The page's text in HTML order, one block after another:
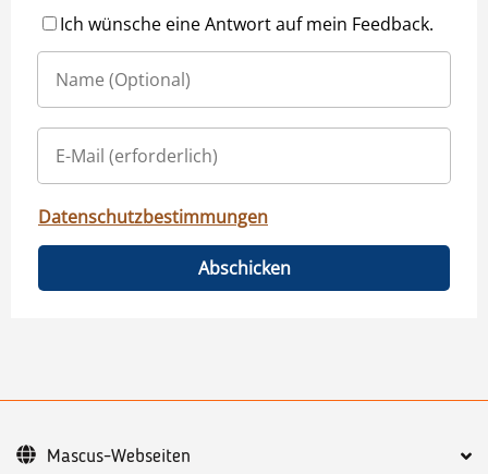
Ich wünsche eine Antwort auf mein Feedback.
Datenschutzbestimmungen
Abschicken
Mascus-Webseiten